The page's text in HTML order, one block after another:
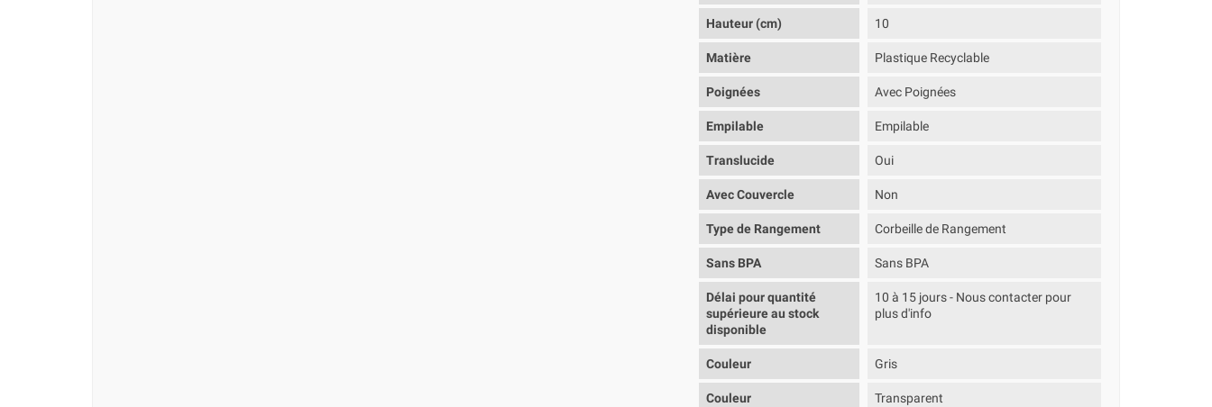
Hauteur (cm) 10
Matière Plastique Recyclable
Poignées Avec Poignées
Empilable Empilable
Translucide Oui
Avec Couvercle Non
Type de Rangement Corbeille de Rangement
Sans BPA Sans BPA
Délai pour quantité
supérieure au stock
disponible
10 à 15 jours - Nous contacter pour
plus d'info
Couleur Gris
Couleur Transparent